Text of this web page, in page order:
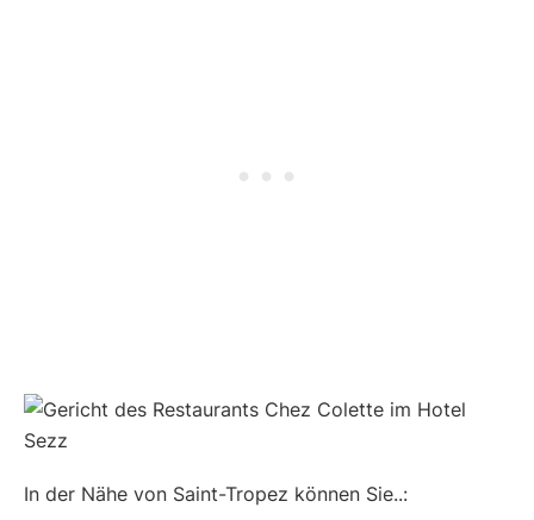
In der Nähe von Saint-Tropez können Sie..: